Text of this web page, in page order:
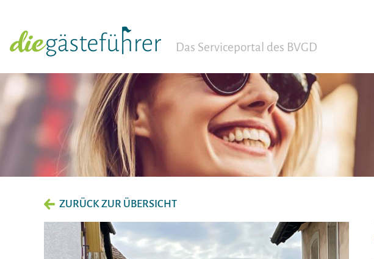
Das Serviceportal des BVGD
ZURÜCK ZUR ÜBERSICHT